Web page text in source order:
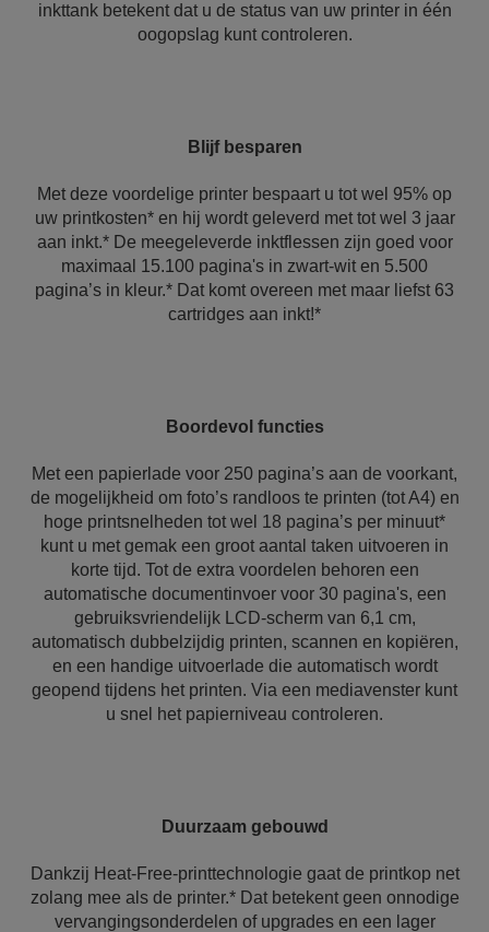
inkttank betekent dat u de status van uw printer in één
oogopslag kunt controleren.
Blijf besparen
Met deze voordelige printer bespaart u tot wel 95% op
uw printkosten* en hij wordt geleverd met tot wel 3 jaar
aan inkt.* De meegeleverde inktflessen zijn goed voor
maximaal 15.100 pagina's in zwart-wit en 5.500
pagina’s in kleur.* Dat komt overeen met maar liefst 63
cartridges aan inkt!*
Boordevol functies
Met een papierlade voor 250 pagina’s aan de voorkant,
de mogelijkheid om foto’s randloos te printen (tot A4) en
hoge printsnelheden tot wel 18 pagina’s per minuut*
kunt u met gemak een groot aantal taken uitvoeren in
korte tijd. Tot de extra voordelen behoren een
automatische documentinvoer voor 30 pagina's, een
gebruiksvriendelijk LCD-scherm van 6,1 cm,
automatisch dubbelzijdig printen, scannen en kopiëren,
en een handige uitvoerlade die automatisch wordt
geopend tijdens het printen. Via een mediavenster kunt
u snel het papierniveau controleren.
Duurzaam gebouwd
Dankzij Heat-Free-printtechnologie gaat de printkop net
zolang mee als de printer.* Dat betekent geen onnodige
vervangingsonderdelen of upgrades en een lager